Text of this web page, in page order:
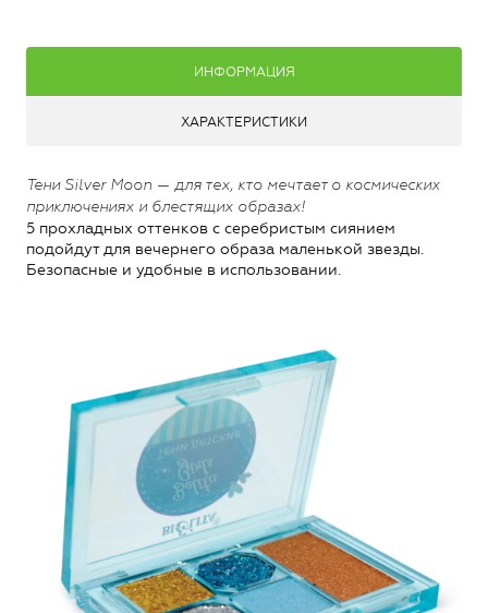
ИНФОРМАЦИЯ
ХАРАКТЕРИСТИКИ
Тени Silver Moon — для тех, кто мечтает о космических
приключениях и блестящих образах!
5 прохладных оттенков с серебристым сиянием
подойдут для вечернего образа маленькой звезды.
Безопасные и удобные в использовании.